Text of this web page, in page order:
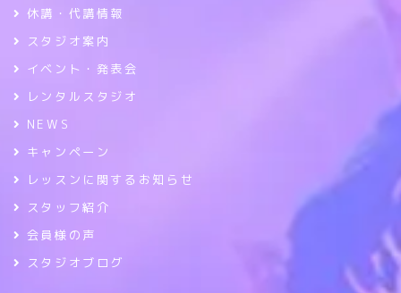
休講・代講情報
スタジオ案内
イベント・発表会
レンタルスタジオ
NEWS
キャンペーン
レッスンに関するお知らせ
スタッフ紹介
会員様の声
スタジオブログ